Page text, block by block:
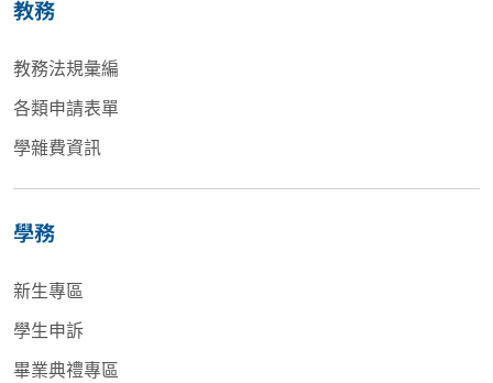
教務
教務法規彙編
各類申請表單
學雜費資訊
學務
新生專區
學生申訴
畢業典禮專區